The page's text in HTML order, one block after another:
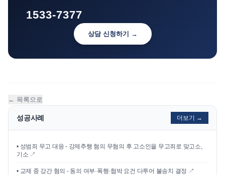
1533-7377
상담 신청하기 →
← 목록으로
성공사례 더보기 →
• 성범죄 무고 대응 - 강제추행 혐의 무혐의 후 고소인을 무고죄로 맞고소,
기소 ↗
• 교제 중 강간 혐의 - 동의 여부·폭행·협박 요건 다투어 불송치 결정 ↗